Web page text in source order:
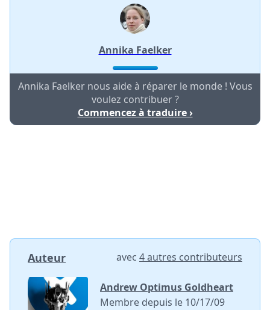
Annika Faelker
Annika Faelker nous aide à réparer le monde ! Vous
voulez contribuer ?
Commencez à traduire ›
Auteur avec 4 autres contributeurs
Andrew Optimus Goldheart
Membre depuis le 10/17/09